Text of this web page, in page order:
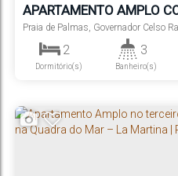
APARTAMENTO AMPLO
QUADRA DO MAR – LA
Praia de Palmas, Governador Celso
2
Dormitório(s)
3
Banheiro(s)